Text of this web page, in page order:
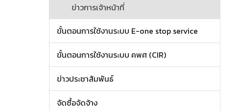
ข่าวการเจ้าหน้าที่
ขั้นตอนการใช้งานระบบ E-one stop service
ขั้นตอนการใช้งานระบบ คพศ (CIR)
ข่าวประชาสัมพันธ์
จัดซื้อจัดจ้าง